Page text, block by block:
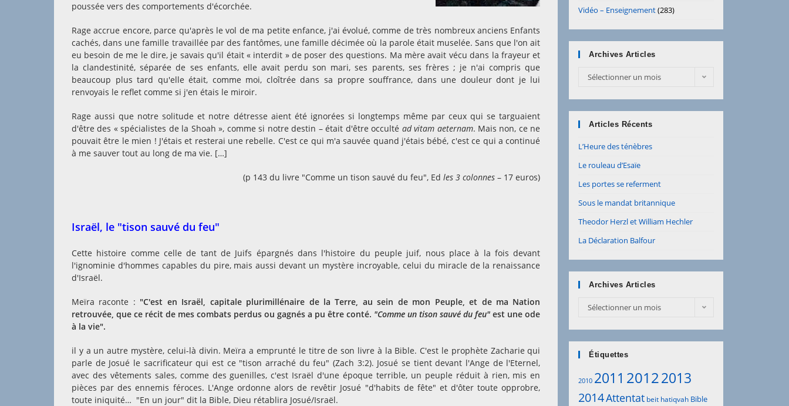
poussée vers des comportements d'écorchée.
Rage accrue encore, parce qu'après le vol de ma petite enfance, j'ai évolué, comme de très nombreux anciens Enfants
cachés, dans une famille travaillée par des fantômes, une famille décimée où la parole était muselée. Sans que l'on ait
eu besoin de me le dire, je savais qu'il était « interdit » de poser des questions. Ma mère avait vécu dans la frayeur et
la clandestinité, séparée de ses enfants, elle avait perdu son mari, ses parents, ses frères ; je n'ai compris que
beaucoup plus tard qu'elle était, comme moi, cloîtrée dans sa propre souffrance, dans une douleur dont je lui
renvoyais le reflet comme si j'en étais le miroir.
Rage aussi que notre solitude et notre détresse aient été ignorées si longtemps même par ceux qui se targuaient
d'être des « spécialistes de la Shoah », comme si notre destin – était d'être occulté ad vitam aeternam. Mais non, ce ne
pouvait être le mien ! J'étais et resterai une rebelle. C'est ce qui m'a sauvée quand j'étais bébé, c'est ce qui a continué
à me sauver tout au long de ma vie. […]
(p 143 du livre "Comme un tison sauvé du feu", Edles 3 colonnes – 17 euros)
Israël, le "tison sauvé du feu"
Cette histoire comme celle de tant de Juifs épargnés dans l'histoire du peuple juif, nous place à la fois devant
l'ignominie d'hommes capables du pire, mais aussi devant un mystère incroyable, celui du miracle de la renaissance
d'Israël.
Meïra raconte : "C'est en Israël, capitale plurimillénaire de la Terre, au sein de mon Peuple, et de ma Nation
retrouvée, que ce récit de mes combats perdus ou gagnés a pu être conté. "Comme un tison sauvé du feu" est une ode
à la vie".
il y a un autre mystère, celui-là divin. Meïra a emprunté le titre de son livre à la Bible. C'est le prophète Zacharie qui
parle de Josué le sacrificateur qui est ce "tison arraché du feu" (Zach 3:2). Josué se tient devant l'Ange de l'Eternel,
avec des vêtements sales, comme des guenilles, c'est Israël d'une époque terrible, un peuple réduit à rien, mis en
pièces par des ennemis féroces. L'Ange ordonne alors de revêtir Josué "d'habits de fête" et d'ôter toute opprobre,
toute iniquité… "En un jour" dit la Bible, Dieu rétablira Josué/Israël.
Vidéo – Enseignement(283)
Archives Articles
Archives
Sélectionner un mois
Articles Récents
L’Heure des ténèbres
Le rouleau d’Esaïe
Les portes se referment
Sous le mandat britannique
Theodor Herzl et William Hechler
La Déclaration Balfour
Archives Articles
Archives
Sélectionner un mois
Étiquettes
2010 2011 20122013
2014Attentat beit hatiqvah Bible